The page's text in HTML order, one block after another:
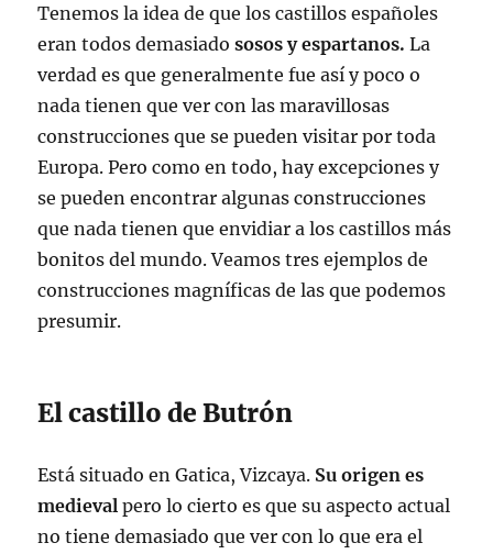
Tenemos la idea de que los castillos españoles
eran todos demasiadososos y espartanos. La
verdad es que generalmente fue así y poco o
nada tienen que ver con las maravillosas
construcciones que se pueden visitar por toda
Europa. Pero como en todo, hay excepciones y
se pueden encontrar algunas construcciones
que nada tienen que envidiar a los castillos más
bonitos del mundo. Veamos tres ejemplos de
construcciones magníficas de las que podemos
presumir.
El castillo de Butrón
Está situado en Gatica, Vizcaya. Su origen es
medieval pero lo cierto es que su aspecto actual
no tiene demasiado que ver con lo que era el